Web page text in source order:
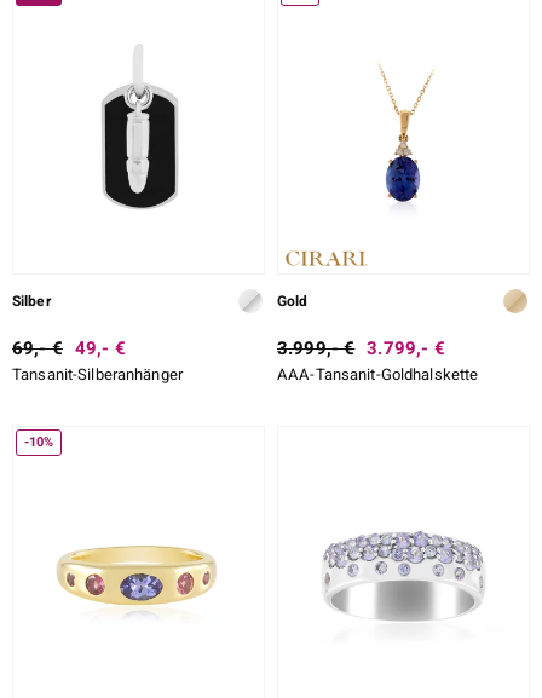
SCHLIFF DETAILLIERT
Silber
69,- € 49,- €
Tansanit-Silberanhänger
Gold
3.999,- € 3.799,- €
AAA-Tansanit-Goldhalskette
-10%